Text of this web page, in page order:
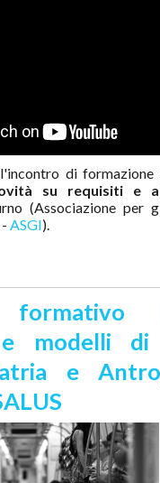
di
su requisiti e
(Associazione per
ASGI).
e modelli
e